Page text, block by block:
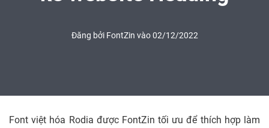
Đăng bởi FontZin vào 02/12/2022
Font việt hóa Rodia được FontZin tối ưu để thích hợp làm